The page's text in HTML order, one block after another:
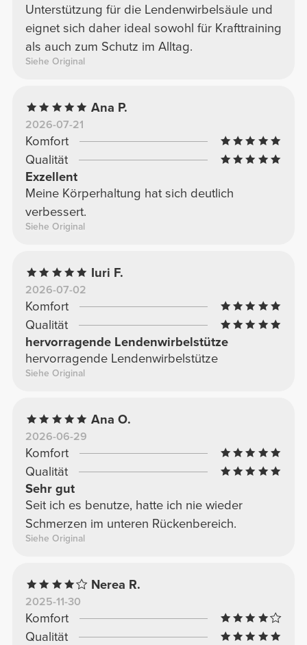
Unterstützung für die Lendenwirbelsäule und
eignet sich daher ideal sowohl für Krafttraining
als auch zum Schutz im Alltag.
Siehe Original
Ana P.
2026-07-21
Komfort
Qualität
Exzellent
Meine Körperhaltung hat sich deutlich
verbessert.
Siehe Original
Iuri F.
2026-07-02
Komfort
Qualität
hervorragende Lendenwirbelstütze
hervorragende Lendenwirbelstütze
Siehe Original
Ana O.
2026-06-29
Komfort
Qualität
Sehr gut
Seit ich es benutze, hatte ich nie wieder
Schmerzen im unteren Rückenbereich.
Siehe Original
Nerea R.
2025-11-30
Komfort
Qualität